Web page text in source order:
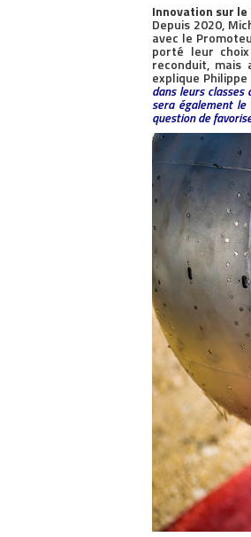
Innovation sur le
Depuis 2020,
avec le
porté leur
reconduit, mais
explique Philippe
dans leurs
sera également le
question de